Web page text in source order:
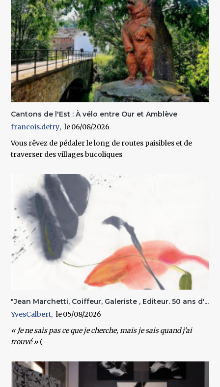
Cantons de l'Est : À vélo entre Our et Amblève
francois.detry
06/08/2026
Vous rêvez de pédaler le long de routes paisibles et de
traverser des villages bucoliques
"Jean Marchetti, Coiffeur, Galeriste , Editeur. 50 ans d'...
YvesCalbert
05/08/2026
« Je ne sais pas ce que je cherche, mais je sais quand j'ai
trouvé » (